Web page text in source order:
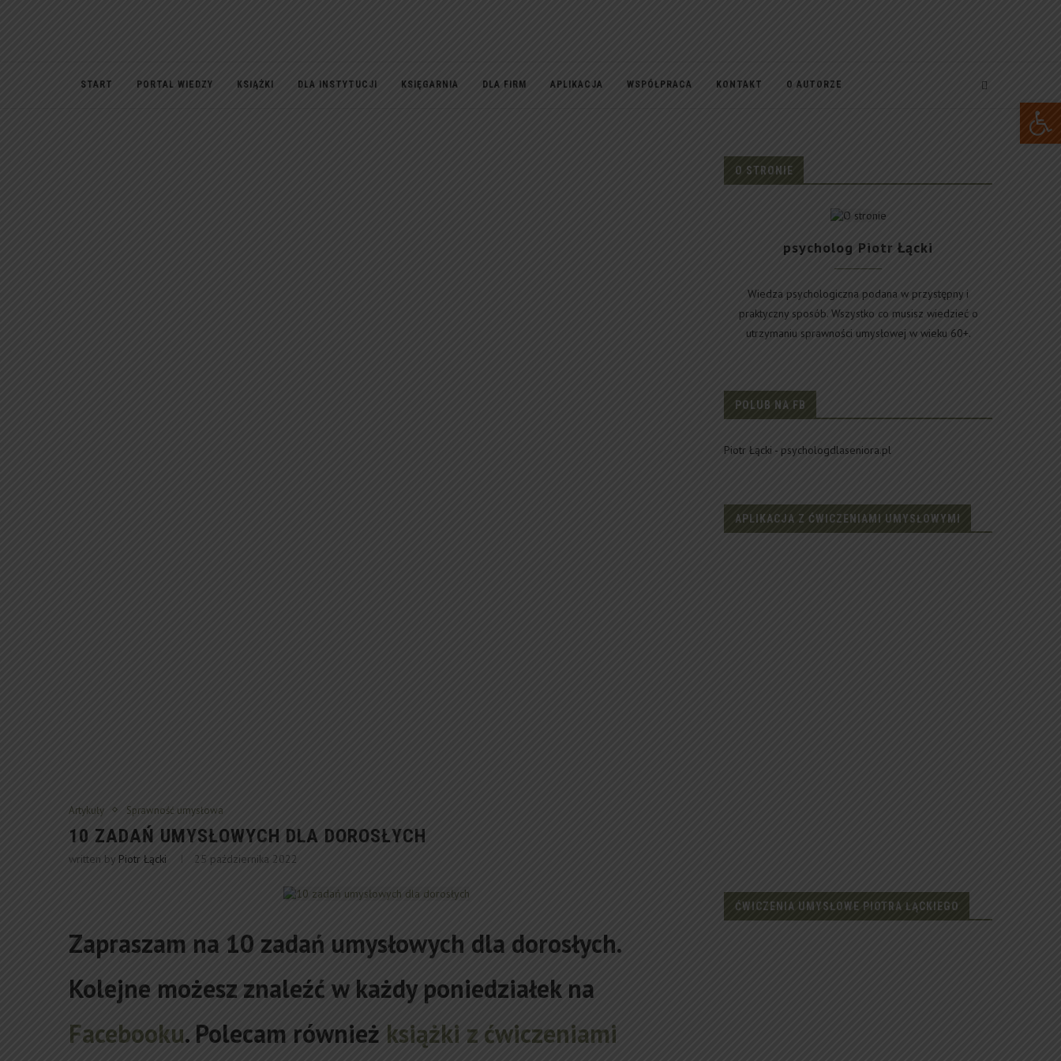
START PORTAL WIEDZY KSIĄŻKI DLA INSTYTUCJI KSIĘGARNIA DLA FIRM APLIKACJA WSPÓŁPRACA KONTAKT O AUTORZE
Artykuły Sprawność umysłowa
10 ZADAŃ UMYSŁOWYCH DLA DOROSŁYCH
written by Piotr Łącki 25 października 2022
Zapraszam na 10 zadań umysłowych dla dorosłych.
Kolejne możesz znaleźć w każdy poniedziałek na
Facebooku. Polecam również książki z ćwiczeniami
O STRONIE
psycholog Piotr Łącki
Wiedza psychologiczna podana w przystępny i
praktyczny sposób. Wszystko co musisz wiedzieć o
utrzymaniu sprawności umysłowej w wieku 60+.
POLUB NA FB
Piotr Łącki - psychologdlaseniora.pl
APLIKACJA Z ĆWICZENIAMI UMYSŁOWYMI
ĆWICZENIA UMYSŁOWE PIOTRA ŁĄCKIEGO